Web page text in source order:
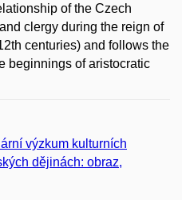
of the Czech
clergy during the reign of
centuries) and follows the
beginnings of aristocratic
výzkum kulturních
dějinách: obraz,